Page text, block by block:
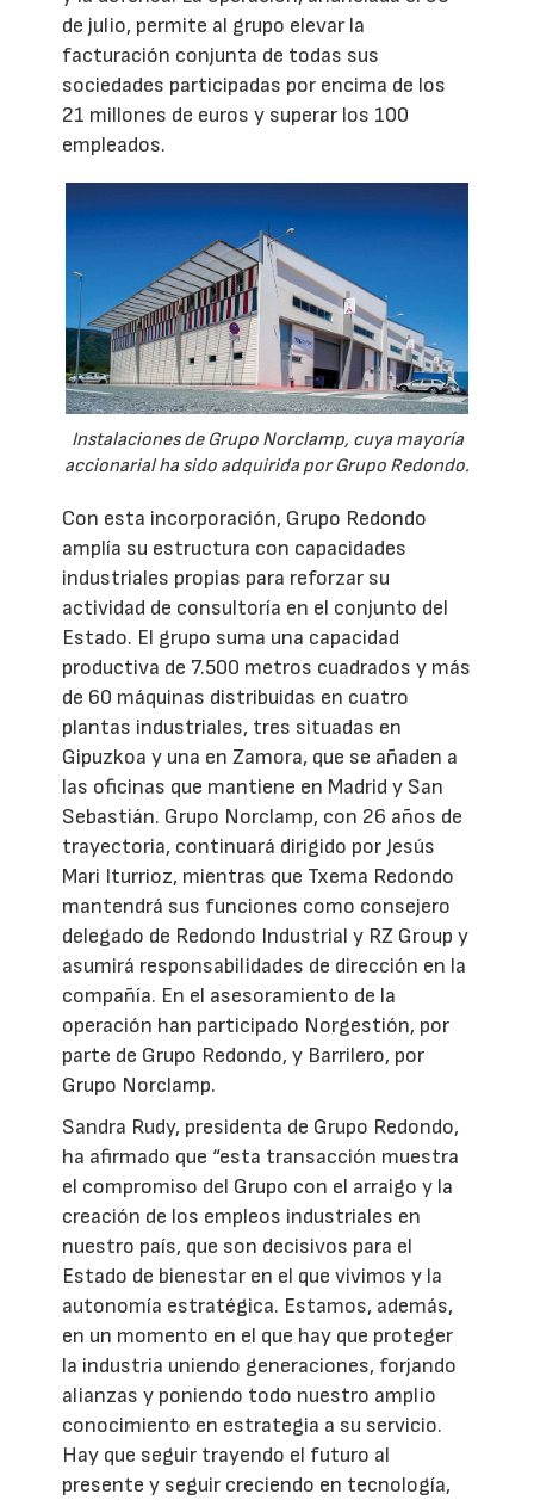
de julio, permite al grupo elevar la
facturación conjunta de todas sus
sociedades participadas por encima de los
21 millones de euros y superar los 100
empleados.
Instalaciones de Grupo Norclamp, cuya mayoría
accionarial ha sido adquirida por Grupo Redondo.
Con esta incorporación, Grupo Redondo
amplía su estructura con capacidades
industriales propias para reforzar su
actividad de consultoría en el conjunto del
Estado. El grupo suma una capacidad
productiva de 7.500 metros cuadrados y más
de 60 máquinas distribuidas en cuatro
plantas industriales, tres situadas en
Gipuzkoa y una en Zamora, que se añaden a
las oficinas que mantiene en Madrid y San
Sebastián. Grupo Norclamp, con 26 años de
trayectoria, continuará dirigido por Jesús
Mari Iturrioz, mientras que Txema Redondo
mantendrá sus funciones como consejero
delegado de Redondo Industrial y RZ Group y
asumirá responsabilidades de dirección en la
compañía. En el asesoramiento de la
operación han participado Norgestión, por
parte de Grupo Redondo, y Barrilero, por
Grupo Norclamp.
Sandra Rudy, presidenta de Grupo Redondo,
ha afirmado que “esta transacción muestra
el compromiso del Grupo con el arraigo y la
creación de los empleos industriales en
nuestro país, que son decisivos para el
Estado de bienestar en el que vivimos y la
autonomía estratégica. Estamos, además,
en un momento en el que hay que proteger
la industria uniendo generaciones, forjando
alianzas y poniendo todo nuestro amplio
conocimiento en estrategia a su servicio.
Hay que seguir trayendo el futuro al
presente y seguir creciendo en tecnología,